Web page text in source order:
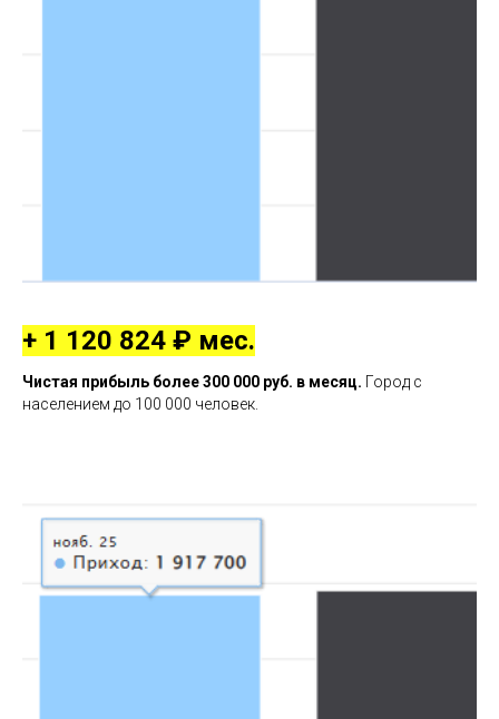
+ 1 120 824 ₽ мес.
Чистая прибыль более 300 000 руб. в месяц. Город с
населением до 100 000 человек.